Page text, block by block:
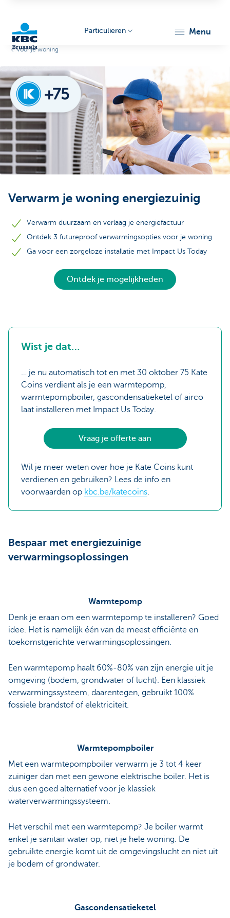
Brussels
Particulieren menu
Voor je woning
Verwarm je woning energiezuinig
Verwarm duurzaam en verlaag je energiefactuur
Ontdek 3 futureproof verwarmingsopties voor je woning
Ga voor een zorgeloze installatie met Impact Us Today
Ontdek je mogelijkheden
Wist je dat…
… je nu automatisch tot en met 30 oktober 75 Kate
Coins verdient als je een warmtepomp,
warmtepompboiler, gascondensatieketel of airco
laat installeren met Impact Us Today.
Vraag je offerte aan
Wil je meer weten over hoe je Kate Coins kunt
verdienen en gebruiken? Lees de info en
voorwaarden op kbc.be/katecoins.
Bespaar met energiezuinige
verwarmingsoplossingen
Warmtepomp
Denk je eraan om een warmtepomp te installeren? Goed
idee. Het is namelijk één van de meest efficiënte en
toekomstgerichte verwarmingsoplossingen.
Een warmtepomp haalt 60%-80% van zijn energie uit je
omgeving (bodem, grondwater of lucht). Een klassiek
verwarmingssysteem, daarentegen, gebruikt 100%
fossiele brandstof of elektriciteit.
Warmtepompboiler
Met een warmtepompboiler verwarm je 3 tot 4 keer
zuiniger dan met een gewone elektrische boiler. Het is
dus een goed alternatief voor je klassiek
waterverwarmingssysteem.
Het verschil met een warmtepomp? Je boiler warmt
enkel je sanitair water op, niet je hele woning. De
gebruikte energie komt uit de omgevingslucht en niet uit
je bodem of grondwater.
Gascondensatieketel